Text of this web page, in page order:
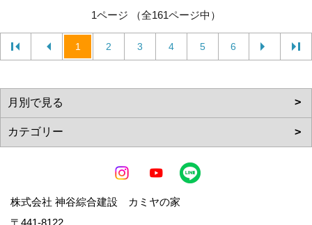
1ページ （全161ページ中）
1 2 3 4 5 6
株式会社 神谷綜合建設 カミヤの家